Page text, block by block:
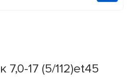
17 (5/112)et45